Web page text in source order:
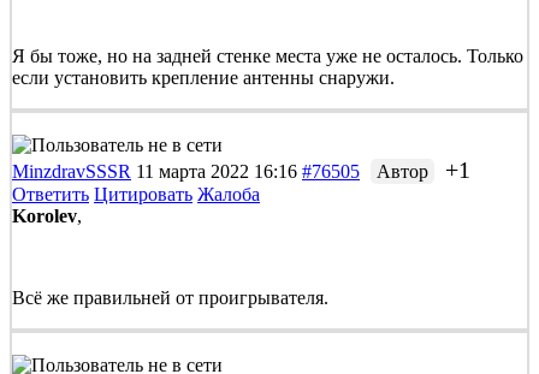
Я бы тоже, но на задней стенке места уже не осталось. Только
если установить крепление антенны снаружи.
MinzdravSSSR 11 марта 2022 16:16 #76505 Автор +1
Ответить Цитировать Жалоба
Korolev,
Всё же правильней от проигрывателя.